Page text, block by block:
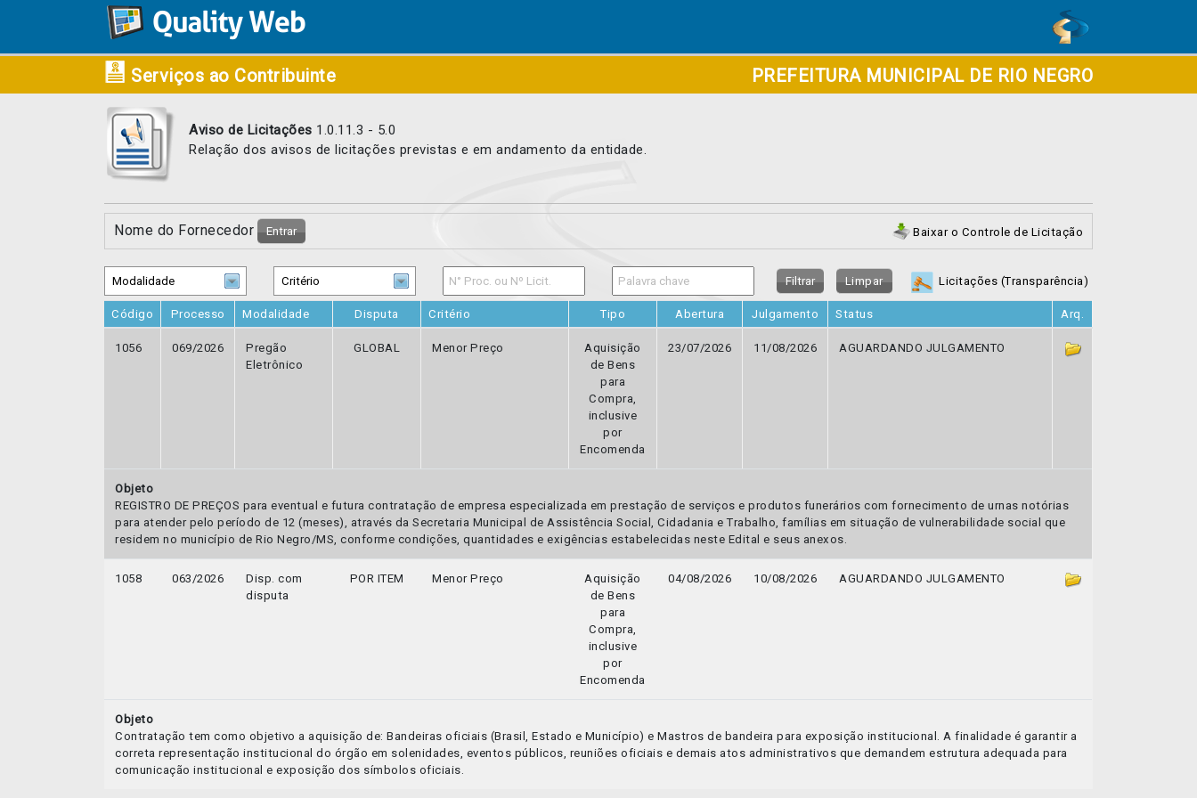
Serviços ao Contribuinte PREFEITURA MUNICIPAL DE RIO NEGRO
Aviso de Licitações 1.0.11.3 - 5.0
Relação dos avisos de licitações previstas e em andamento da entidade.
Nome do Fornecedor Entrar Baixar o Controle de Licitação
Filtrar Limpar Licitações (Transparência)
Código Processo Modalidade Disputa Critério Tipo Abertura Julgamento Status Arq.
1056 069/2026
Pregão
Eletrônico
GLOBAL Menor Preço
Aquisição
de Bens
para
Compra,
inclusive
por
Encomenda
23/07/2026 11/08/2026 AGUARDANDO JULGAMENTO
Objeto
REGISTRO DE PREÇOS para eventual e futura contratação de empresa especializada em prestação de serviços e produtos funerários com fornecimento de urnas notórias
para atender pelo período de 12 (meses), através da Secretaria Municipal de Assistência Social, Cidadania e Trabalho, famílias em situação de vulnerabilidade social que
residem no município de Rio Negro/MS, conforme condições, quantidades e exigências estabelecidas neste Edital e seus anexos.
1058 063/2026
Disp. com
disputa
POR ITEM Menor Preço
Aquisição
de Bens
para
Compra,
inclusive
por
Encomenda
04/08/2026 10/08/2026 AGUARDANDO JULGAMENTO
Objeto
Contratação tem como objetivo a aquisição de: Bandeiras oficiais (Brasil, Estado e Município) e Mastros de bandeira para exposição institucional. A finalidade é garantir a
correta representação institucional do órgão em solenidades, eventos públicos, reuniões oficiais e demais atos administrativos que demandem estrutura adequada para
comunicação institucional e exposição dos símbolos oficiais.